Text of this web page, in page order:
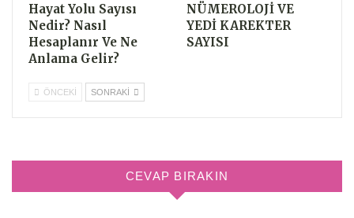
Hayat Yolu Sayısı
Nedir? Nasıl
Hesaplanır Ve Ne
Anlama Gelir?
NÜMEROLOJİ VE
YEDİ KAREKTER
SAYISI
ÖNCEKI SONRAKI
CEVAP BIRAKIN